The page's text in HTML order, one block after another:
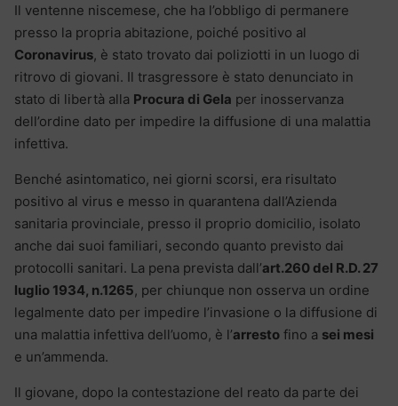
Il ventenne niscemese, che ha l’obbligo di permanere
presso la propria abitazione, poiché positivo al
Coronavirus, è stato trovato dai poliziotti in un luogo di
ritrovo di giovani. Il trasgressore è stato denunciato in
stato di libertà alla Procura di Gela per inosservanza
dell’ordine dato per impedire la diffusione di una malattia
infettiva.
Benché asintomatico, nei giorni scorsi, era risultato
positivo al virus e messo in quarantena dall’Azienda
sanitaria provinciale, presso il proprio domicilio, isolato
anche dai suoi familiari, secondo quanto previsto dai
protocolli sanitari. La pena prevista dall’art.260 del R.D. 27
luglio 1934, n.1265, per chiunque non osserva un ordine
legalmente dato per impedire l’invasione o la diffusione di
una malattia infettiva dell’uomo, è l’arresto fino a sei mesi
e un’ammenda.
Il giovane, dopo la contestazione del reato da parte dei